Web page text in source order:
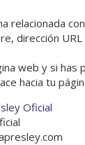
relacionada
dirección
web y si has
hacia tu
Oficial